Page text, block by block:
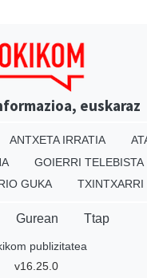
euskaraz
ANTXETA IRRATIA
GOIERRI TELEBISTA
GUKA TXINTXARRI
Gurean Ttap
publizitatea
v16.25.0